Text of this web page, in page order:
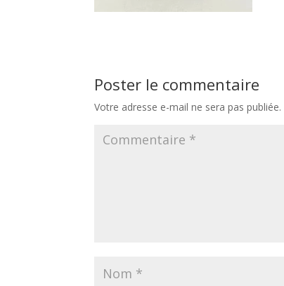
Poster le commentaire
Votre adresse e-mail ne sera pas publiée.